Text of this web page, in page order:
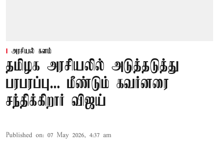
அரசியல் களம்
தமிழக அரசியலில் அடுத்தடுத்து
பரபரப்பு... மீண்டும் கவர்னரை
சந்திக்கிறார் விஜய்
Published on: 07 May 2026, 4:37 am